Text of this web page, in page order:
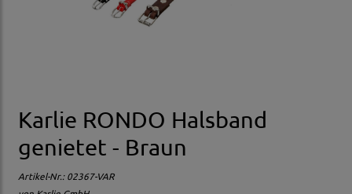
Karlie RONDO Halsband
genietet - Braun
Artikel-Nr.:02367-VAR